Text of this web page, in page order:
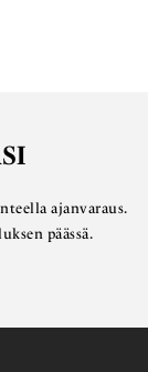
ajanvaraus.
päässä.